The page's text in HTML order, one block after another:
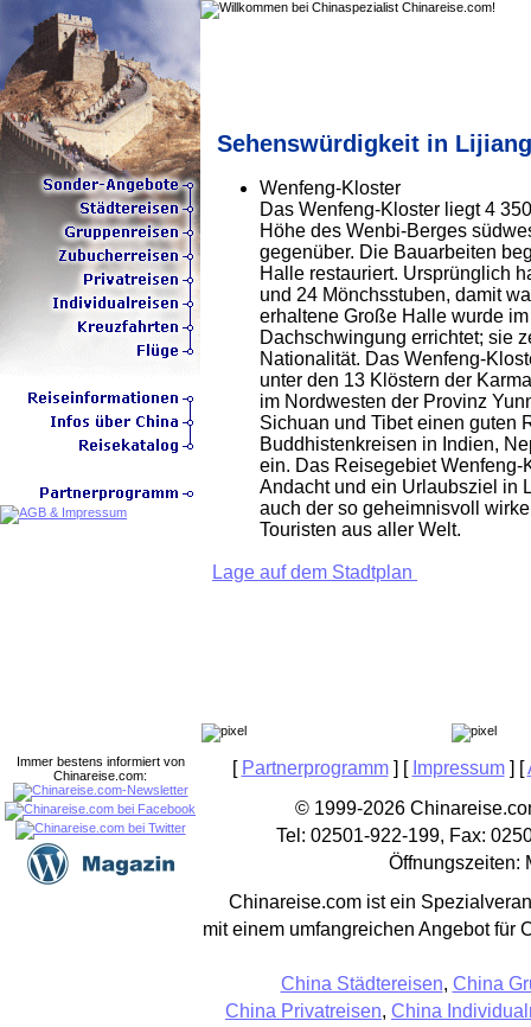
Sehenswürdigkeit in Lijiang
Wenfeng-Kloster
Das Wenfeng-Kloster liegt 4
Höhe des Wenbi-Berges
gegenüber. Die Bauarbeiten
Halle restauriert. Ursprünglich
und 24 Mönchsstuben, damit
erhaltene Große Halle wurde
Dachschwingung errichtet; sie
Nationalität. Das Wenfeng-
unter den 13 Klöstern der
im Nordwesten der Provinz
Sichuan und Tibet einen guten
Buddhistenkreisen in Indien,
ein. Das Reisegebiet
Andacht und ein Urlaubsziel in
auch der so geheimnisvoll
Touristen aus aller Welt.
Lage auf dem Stadtplan
[ Partnerprogramm] [ Impressum] [
© 1999-2026
Tel: 02501-922-199, Fax:
Öffnungszeiten:
Chinareise.com ist ein
mit einem umfangreichen Angebot für
China Städtereisen, China
China Privatreisen, China
Immer bestens informiert von
Chinareise.com: